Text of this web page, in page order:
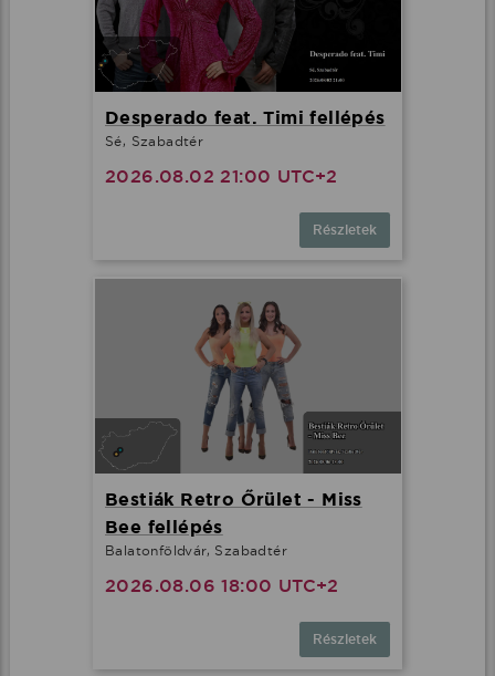
Desperado feat. Timi fellépés
Sé, Szabadtér
2026.08.02 21:00 UTC+2
Részletek
Bestiák Retro Őrület - Miss
Bee fellépés
Balatonföldvár, Szabadtér
2026.08.06 18:00 UTC+2
Részletek